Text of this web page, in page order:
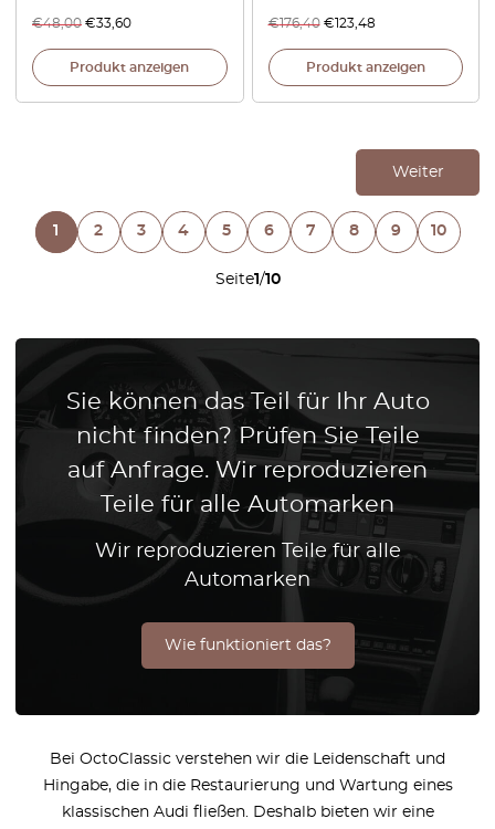
€48,00 €33,60
Produkt anzeigen
€176,40 €123,48
Produkt anzeigen
Seite1/10
Weiter
1 2 3 4 5 6 7 8 9 10
Sie können das Teil für Ihr Auto
nicht finden? Prüfen Sie Teile
auf Anfrage. Wir reproduzieren
Teile für alle Automarken
Wir reproduzieren Teile für alle
Automarken
Wie funktioniert das?
Bei OctoClassic verstehen wir die Leidenschaft und
Hingabe, die in die Restaurierung und Wartung eines
klassischen Audi fließen. Deshalb bieten wir eine